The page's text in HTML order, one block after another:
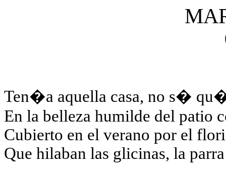
Ten�a aquella casa, no s�
En la belleza humilde del patio
Cubierto en el verano por el
Que hilaban las glicinas, la